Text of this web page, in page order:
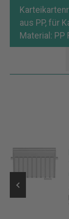
aus PP, für
Material: PP